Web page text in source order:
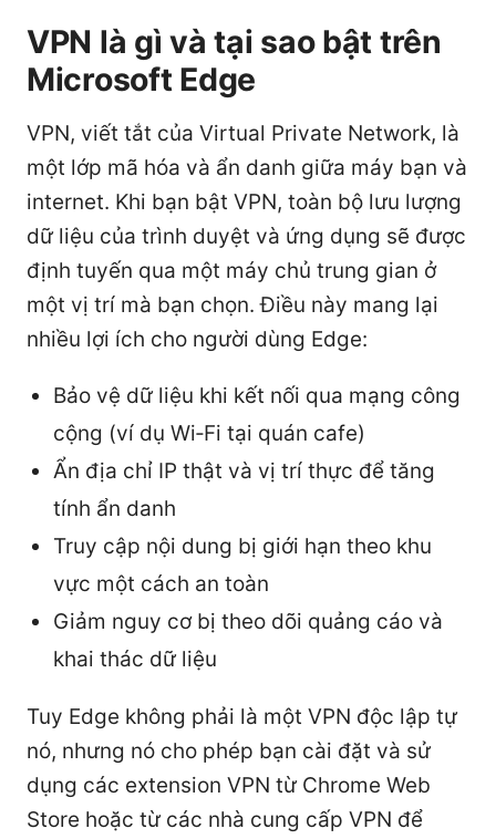
VPN là gì và tại sao bật trên
Microsoft Edge
VPN, viết tắt của Virtual Private Network, là
một lớp mã hóa và ẩn danh giữa máy bạn và
internet. Khi bạn bật VPN, toàn bộ lưu lượng
dữ liệu của trình duyệt và ứng dụng sẽ được
định tuyến qua một máy chủ trung gian ở
một vị trí mà bạn chọn. Điều này mang lại
nhiều lợi ích cho người dùng Edge:
Bảo vệ dữ liệu khi kết nối qua mạng công
cộng (ví dụ Wi‑Fi tại quán cafe)
Ẩn địa chỉ IP thật và vị trí thực để tăng
tính ẩn danh
Truy cập nội dung bị giới hạn theo khu
vực một cách an toàn
Giảm nguy cơ bị theo dõi quảng cáo và
khai thác dữ liệu
Tuy Edge không phải là một VPN độc lập tự
nó, nhưng nó cho phép bạn cài đặt và sử
dụng các extension VPN từ Chrome Web
Store hoặc từ các nhà cung cấp VPN để